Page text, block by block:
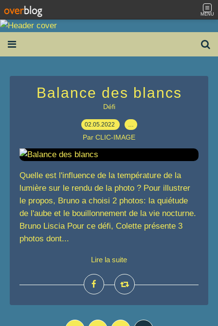
MENU
Balance des blancs
Défi
02.05.2022 …
Par CLIC-IMAGE
Quelle est l'influence de la température de la
lumière sur le rendu de la photo ? Pour illustrer
le propos, Bruno a choisi 2 photos: la quiétude
de l'aube et le bouillonnement de la vie nocturne.
Bruno Liscia Pour ce défi, Colette présente 3
photos dont...
Lire la suite